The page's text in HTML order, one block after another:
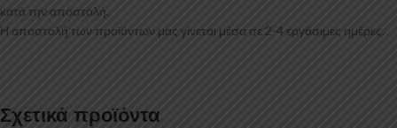
κατά την αποστολή.
Η αποστολή των προϊόντων μας γίνεται μέσα σε 2-4 εργάσιμες ημέρες.
Σχετικά προϊόντα